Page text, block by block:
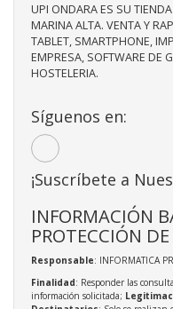
UPI ONDARA ES SU
MARINA ALTA. VENTA Y
TABLET, SMARTPHONE,
EMPRESA, SOFTWARE DE
HOSTELERIA.
Síguenos en:
¡Suscríbete a
INFORMACIÓN
PROTECCIÓN
Responsable: INFORMATICA
Finalidad: Responder las
información solicitada;